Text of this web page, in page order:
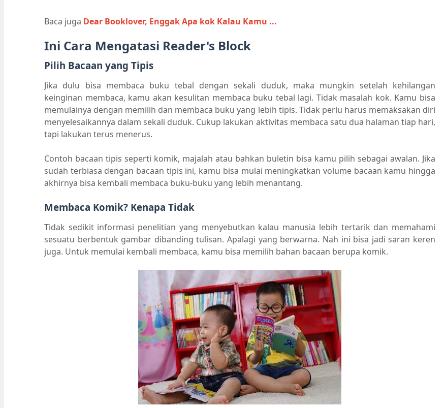
Baca juga Dear Booklover, Enggak Apa kok Kalau Kamu ...
Ini Cara Mengatasi Reader's Block
Pilih Bacaan yang Tipis
Jika dulu bisa membaca buku tebal dengan sekali duduk, maka mungkin setelah kehilangan
keinginan membaca, kamu akan kesulitan membaca buku tebal lagi. Tidak masalah kok. Kamu bisa
memulainya dengan memilih dan membaca buku yang lebih tipis. Tidak perlu harus memaksakan diri
menyelesaikannya dalam sekali duduk. Cukup lakukan aktivitas membaca satu dua halaman tiap hari,
tapi lakukan terus menerus.
Contoh bacaan tipis seperti komik, majalah atau bahkan buletin bisa kamu pilih sebagai awalan. Jika
sudah terbiasa dengan bacaan tipis ini, kamu bisa mulai meningkatkan volume bacaan kamu hingga
akhirnya bisa kembali membaca buku-buku yang lebih menantang.
Membaca Komik? Kenapa Tidak
Tidak sedikit informasi penelitian yang menyebutkan kalau manusia lebih tertarik dan memahami
sesuatu berbentuk gambar dibanding tulisan. Apalagi yang berwarna. Nah ini bisa jadi saran keren
juga. Untuk memulai kembali membaca, kamu bisa memilih bahan bacaan berupa komik.